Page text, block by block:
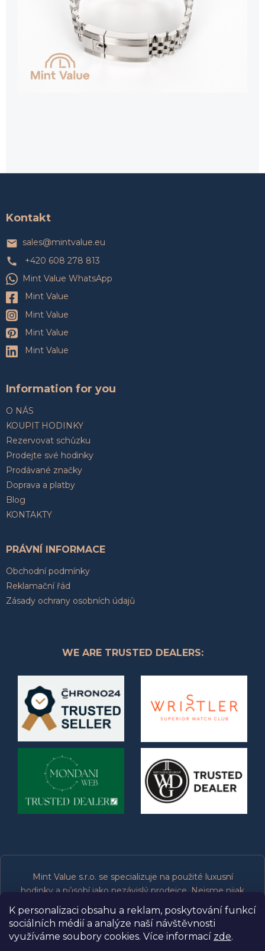
K personalizaci obsahu a reklam, poskytování funkcí
sociálních médií a analýze naší návštěvnosti
využíváme soubory cookies. Více informací zde.
Kontakt
sales@mintvalue.eu
+420 608 278 813
Mint Value WhatsApp
Mint Value
Mint Value
Mint Value
Mint Value
Information for you
O NÁS
KOUPIT HODINKY
Rezervovat schůzku
Prodejte své hodinky
Prodávané značky
Doprava a platby
Blog
KONTAKTY
PRÁVNÍ INFORMACE
Obchodní podmínky
Reklamační řád
Zásady ochrany osobních údajů
WE ARE TRUSTED DEALERS:
Mint Value s.r.o. se specializuje na použité luxusní
hodinky a působí jako nezávislý prodejce. Nejsme nijak
spojeni, přidruženi, oprávněni ani podporováni výrobci
značek, které prodáváme. Všechny ochranné známky
patří jejich příslušným vlastníkům.